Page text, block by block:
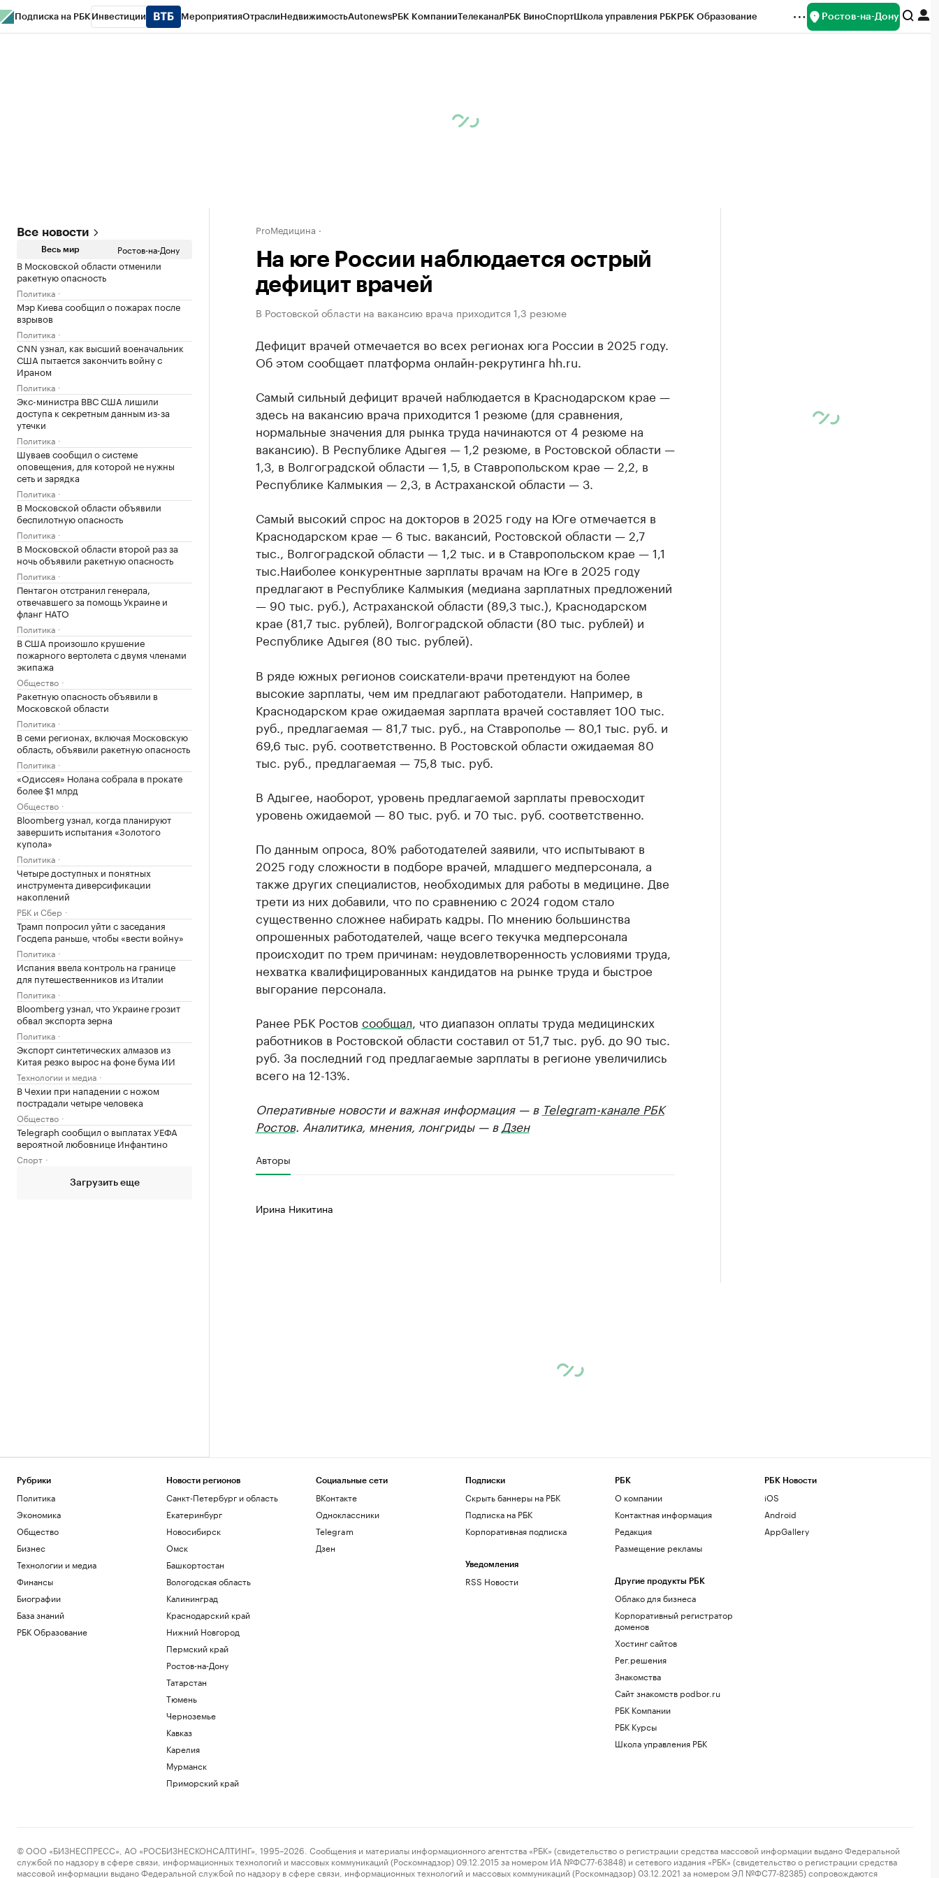
Подписка на РБК Инвестиции МероприятияОтраслиНедвижимостьAutonewsРБК КомпанииТелеканалРБК ВиноСпортШкола управления РБКРБК Образование Ростов-на-Дону
Все новости
Весь мир Ростов-на-Дону
В Московской области отменили
ракетную опасность
Политика
Мэр Киева сообщил о пожарах после
взрывов
Политика
CNN узнал, как высший военачальник
США пытается закончить войну с
Ираном
Политика
Экс-министра ВВС США лишили
доступа к секретным данным из-за
утечки
Политика
Шуваев сообщил о системе
оповещения, для которой не нужны
сеть и зарядка
Политика
В Московской области объявили
беспилотную опасность
Политика
В Московской области второй раз за
ночь объявили ракетную опасность
Политика
Пентагон отстранил генерала,
отвечавшего за помощь Украине и
фланг НАТО
Политика
В США произошло крушение
пожарного вертолета с двумя членами
экипажа
Общество
Ракетную опасность объявили в
Московской области
Политика
В семи регионах, включая Московскую
область, объявили ракетную опасность
Политика
«Одиссея» Нолана собрала в прокате
более $1 млрд
Общество
Bloomberg узнал, когда планируют
завершить испытания «Золотого
купола»
Политика
Четыре доступных и понятных
инструмента диверсификации
накоплений
РБК и Сбер
Трамп попросил уйти с заседания
Госдепа раньше, чтобы «вести войну»
Политика
Испания ввела контроль на границе
для путешественников из Италии
Политика
Bloomberg узнал, что Украине грозит
обвал экспорта зерна
Политика
Экспорт синтетических алмазов из
Китая резко вырос на фоне бума ИИ
Технологии и медиа
В Чехии при нападении с ножом
пострадали четыре человека
Общество
Telegraph сообщил о выплатах УЕФА
вероятной любовнице Инфантино
Спорт
Загрузить еще
ProМедицина
На юге России наблюдается острый
дефицит врачей
В Ростовской области на вакансию врача приходится 1,3 резюме
Дефицит врачей отмечается во всех регионах юга России в 2025 году.
Об этом сообщает платформа онлайн-рекрутинга hh.ru.
Самый сильный дефицит врачей наблюдается в Краснодарском крае —
здесь на вакансию врача приходится 1 резюме (для сравнения,
нормальные значения для рынка труда начинаются от 4 резюме на
вакансию). В Республике Адыгея — 1,2 резюме, в Ростовской области —
1,3, в Волгоградской области — 1,5, в Ставропольском крае — 2,2, в
Республике Калмыкия — 2,3, в Астраханской области — 3.
Самый высокий спрос на докторов в 2025 году на Юге отмечается в
Краснодарском крае — 6 тыс. вакансий, Ростовской области — 2,7
тыс., Волгоградской области — 1,2 тыс. и в Ставропольском крае — 1,1
тыс.Наиболее конкурентные зарплаты врачам на Юге в 2025 году
предлагают в Республике Калмыкия (медиана зарплатных предложений
— 90 тыс. руб.), Астраханской области (89,3 тыс.), Краснодарском
крае (81,7 тыс. рублей), Волгоградской области (80 тыс. рублей) и
Республике Адыгея (80 тыс. рублей).
В ряде южных регионов соискатели-врачи претендуют на более
высокие зарплаты, чем им предлагают работодатели. Например, в
Краснодарском крае ожидаемая зарплата врачей составляет 100 тыс.
руб., предлагаемая — 81,7 тыс. руб., на Ставрополье — 80,1 тыс. руб. и
69,6 тыс. руб. соответственно. В Ростовской области ожидаемая 80
тыс. руб., предлагаемая — 75,8 тыс. руб.
В Адыгее, наоборот, уровень предлагаемой зарплаты превосходит
уровень ожидаемой — 80 тыс. руб. и 70 тыс. руб. соответственно.
По данным опроса, 80% работодателей заявили, что испытывают в
2025 году сложности в подборе врачей, младшего медперсонала, а
также других специалистов, необходимых для работы в медицине. Две
трети из них добавили, что по сравнению с 2024 годом стало
существенно сложнее набирать кадры. По мнению большинства
опрошенных работодателей, чаще всего текучка медперсонала
происходит по трем причинам: неудовлетворенность условиями труда,
нехватка квалифицированных кандидатов на рынке труда и быстрое
выгорание персонала.
Ранее РБК Ростов сообщал , что диапазон оплаты труда медицинских
работников в Ростовской области составил от 51,7 тыс. руб. до 90 тыс.
руб. За последний год предлагаемые зарплаты в регионе увеличились
всего на 12-13%.
Оперативные новости и важная информация — в Telegram-канале РБК
Ростов. Аналитика, мнения, лонгриды — в Дзен
Авторы
Ирина Никитина
Рубрики
Политика
Экономика
Общество
Бизнес
Технологии и медиа
Финансы
Биографии
База знаний
РБК Образование
Новости регионов
Санкт-Петербург и область
Екатеринбург
Новосибирск
Омск
Башкортостан
Вологодская область
Калининград
Краснодарский край
Нижний Новгород
Пермский край
Ростов-на-Дону
Татарстан
Тюмень
Черноземье
Кавказ
Карелия
Мурманск
Приморский край
Социальные сети
ВКонтакте
Одноклассники
Telegram
Дзен
Подписки
Скрыть баннеры на РБК
Подписка на РБК
Корпоративная подписка
Уведомления
RSS Новости
РБК
О компании
Контактная информация
Редакция
Размещение рекламы
Другие продукты РБК
Облако для бизнеса
Корпоративный регистратор
доменов
Хостинг сайтов
Рег.решения
Знакомства
Сайт знакомств podbor.ru
РБК Компании
РБК Курсы
Школа управления РБК
РБК Новости
iOS
Android
AppGallery
© ООО «БИЗНЕСПРЕСС», АО «РОСБИЗНЕСКОНСАЛТИНГ», 1995–2026. Сообщения и материалы информационного агентства «РБК» (свидетельство о регистрации средства массовой информации выдано Федеральной
службой по надзору в сфере связи, информационных технологий и массовых коммуникаций (Роскомнадзор) 09.12.2015 за номером ИА №ФС77-63848) и сетевого издания «РБК» (свидетельство о регистрации средства
массовой информации выдано Федеральной службой по надзору в сфере связи, информационных технологий и массовых коммуникаций (Роскомнадзор) 03.12.2021 за номером ЭЛ №ФС77-82385) сопровождаются